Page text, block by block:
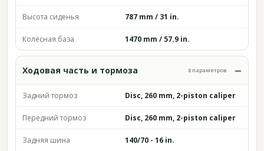
Высота сиденья 787 mm / 31 in.
Колёсная база 1470 mm / 57.9 in.
Ходовая часть и тормоза 8 параметров
Задний тормоз Disc, 260 mm, 2-piston caliper
Передний тормоз Disc, 260 mm, 2-piston caliper
Задняя шина 140/70 - 16 in.